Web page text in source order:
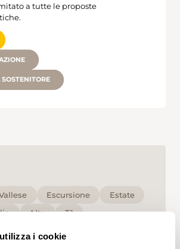
i cookie
a tutte le proposte
SOSTENITORE
Escursione
Estate
Alta T1